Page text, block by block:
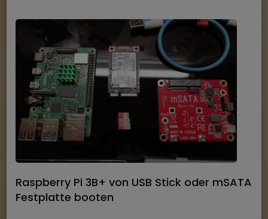
Raspberry Pi 3B+ von USB Stick oder mSATA
Festplatte booten